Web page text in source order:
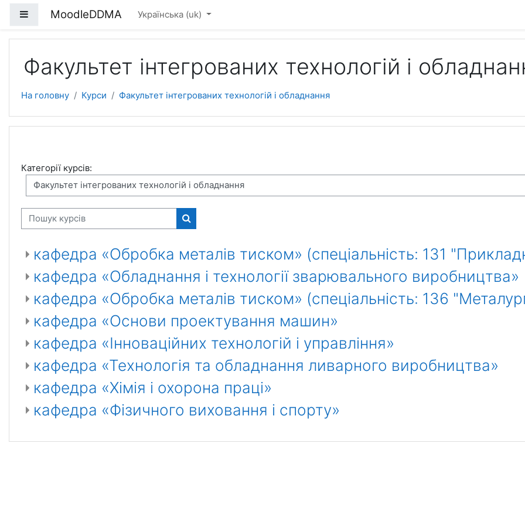
Бокова панель
MoodleDDMA Українська ‎(uk)‎
Факультет інтегрованих технологій і
На головну Курси Факультет інтегрованих технологій і обладнання
Категорії курсів:
Пошук курсів
Пошук курсів
кафедра «Обробка металів тиском» (спеціальність: 131
кафедра «Обладнання і технології зварювального виробництва»
кафедра «Обробка металів тиском» (спеціальність: 136
кафедра «Основи проектування машин»
кафедра «Інноваційних технологій і управління»
кафедра «Технологія та обладнання ливарного виробництва»
кафедра «Хімія і охорона праці»
кафедра «Фізичного виховання і спорту»